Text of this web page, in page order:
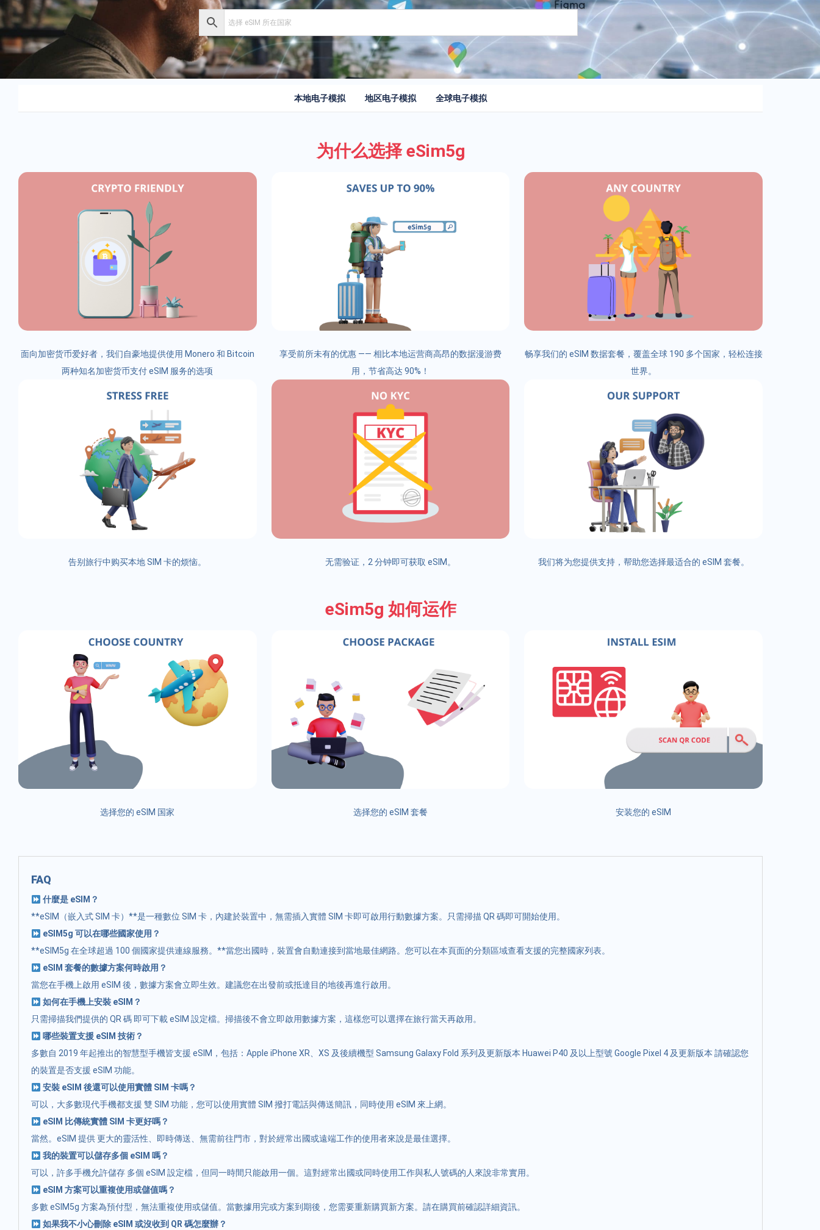
本地电子模拟 地区电子模拟 全球电子模拟
为什么选择 eSim5g
面向加密货币爱好者，我们自豪地提供使用 Monero 和 Bitcoin
两种知名加密货币支付 eSIM 服务的选项
享受前所未有的优惠 —— 相比本地运营商高昂的数据漫游费
用，节省高达 90%！
畅享我们的 eSIM 数据套餐，覆盖全球 190 多个国家，轻松连接
世界。
告别旅行中购买本地 SIM 卡的烦恼。 无需验证，2 分钟即可获取 eSIM。 我们将为您提供支持，帮助您选择最适合的 eSIM 套餐。
eSim5g 如何运作
选择您的 eSIM 国家 选择您的 eSIM 套餐 安装您的 eSIM
FAQ
什麼是 eSIM？
**eSIM（嵌入式 SIM 卡）**是一種數位 SIM 卡，內建於裝置中，無需插入實體 SIM 卡即可啟用行動數據方案。只需掃描 QR 碼即可開始使用。
eSIM5g 可以在哪些國家使用？
**eSIM5g 在全球超過 100 個國家提供連線服務。**當您出國時，裝置會自動連接到當地最佳網路。您可以在本頁面的分類區域查看支援的完整國家列表。
eSIM 套餐的數據方案何時啟用？
當您在手機上啟用 eSIM 後，數據方案會立即生效。建議您在出發前或抵達目的地後再進行啟用。
如何在手機上安裝 eSIM？
只需掃描我們提供的 QR 碼 即可下載 eSIM 設定檔。掃描後不會立即啟用數據方案，這樣您可以選擇在旅行當天再啟用。
哪些裝置支援 eSIM 技術？
多數自 2019 年起推出的智慧型手機皆支援 eSIM，包括：Apple iPhone XR、XS 及後續機型 Samsung Galaxy Fold 系列及更新版本 Huawei P40 及以上型號 Google Pixel 4 及更新版本 請確認您
的裝置是否支援 eSIM 功能。
安裝 eSIM 後還可以使用實體 SIM 卡嗎？
可以，大多數現代手機都支援 雙 SIM 功能，您可以使用實體 SIM 撥打電話與傳送簡訊，同時使用 eSIM 來上網。
eSIM 比傳統實體 SIM 卡更好嗎？
當然。eSIM 提供 更大的靈活性、即時傳送、無需前往門市，對於經常出國或遠端工作的使用者來說是最佳選擇。
我的裝置可以儲存多個 eSIM 嗎？
可以，許多手機允許儲存 多個 eSIM 設定檔，但同一時間只能啟用一個。這對經常出國或同時使用工作與私人號碼的人來說非常實用。
eSIM 方案可以重複使用或儲值嗎？
多數 eSIM5g 方案為預付型，無法重複使用或儲值。當數據用完或方案到期後，您需要重新購買新方案。請在購買前確認詳細資訊。
如果我不小心刪除 eSIM 或沒收到 QR 碼怎麼辦？